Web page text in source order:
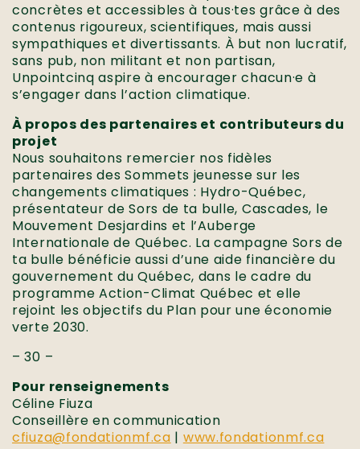
concrètes et accessibles à tous·tes grâce à des
contenus rigoureux, scientifiques, mais aussi
sympathiques et divertissants. À but non lucratif,
sans pub, non militant et non partisan,
Unpointcinq aspire à encourager chacun·e à
s’engager dans l’action climatique.
À propos des partenaires et contributeurs du
projet
Nous souhaitons remercier nos fidèles
partenaires des Sommets jeunesse sur les
changements climatiques : Hydro-Québec,
présentateur de Sors de ta bulle, Cascades, le
Mouvement Desjardins et l’Auberge
Internationale de Québec. La campagne Sors de
ta bulle bénéficie aussi d’une aide financière du
gouvernement du Québec, dans le cadre du
programme Action-Climat Québec et elle
rejoint les objectifs du Plan pour une économie
verte 2030.
– 30 –
Pour renseignements
Céline Fiuza
Conseillère en communication
cfiuza@fondationmf.ca | www.fondationmf.ca